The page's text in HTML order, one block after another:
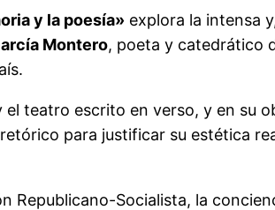
y la poesía» explora la intensa
Montero, poeta y catedrático
teatro escrito en verso, y en su
para justificar su estética
Republicano-Socialista, la